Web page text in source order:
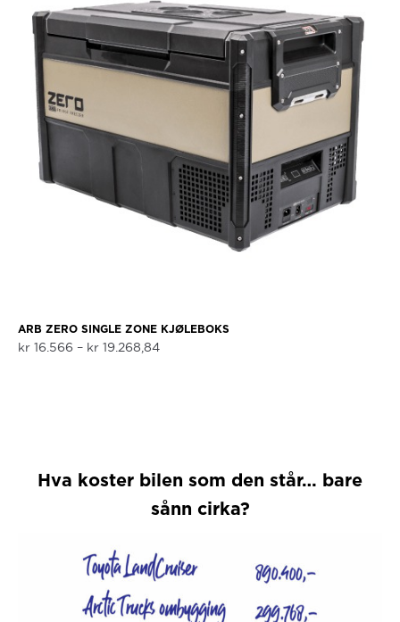
ARB ZERO SINGLE ZONE KJØLEBOKS
kr16.566 – kr19.268,84Prisområde:
Hva koster bilen som den står… bare
sånn cirka?